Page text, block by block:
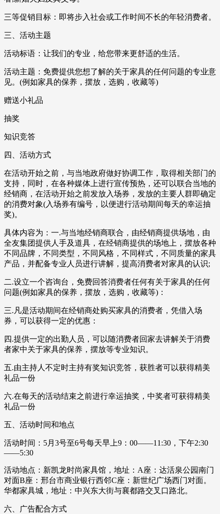
三等促销目标：即将步入社会或工作时间不长的年轻消费者。
三、活动主题
活动标语：让我们的专业，给您带来更舒适的生活。
活动主题：免费提供您想了解的关于家具的任何问题的专业意
见。(例如家具的保养，摆放，选购，收藏等)
赠送小礼品
抽奖
知识竞答
四、活动方式
在活动开始之前，与当地政府做好协调工作，取得相关部门的
支持，同时，在各种媒体上进行宣传预热，还可以联合当地的
经销商，在活动开始之前发放入场券，发放的主要人群即确定
的消费对象(入场券有编号，以便进行活动期间每天的幸运抽
奖)。
具体内容为：一.与当地经销商联合，由经销商提供场地，由
全友集团提供人手及道具，在经销商提供的场地上，摆放各种
不同品牌，不同类型，不同风格，不同样式，不同质量的家具
产品，并配备专业人员进行讲解，提高消费者对家具的认识;
二.设立一个咨询台，免费回答消费者任何有关于家具的任何
问题(例如家具的保养，摆放，选购，收藏等)：
三.凡是活动期间在经销商处购买家具的消费者，凭借入场
券，可以获得一定的优惠：
四.提供一定的出勤人员，可以随消费者回家去讲解关于消费
者家中关于家具的保养，摆放等专业知识。
五.由主持人不定时主持有奖知识竞答，获胜者可以获得精美
礼品一份
六.在每天的活动结束之前进行幸运抽奖，中奖者可获得精美
礼品一份
五、活动时间和地点
活动时间：5月3号至6号每天早上9：00——11:30，下午2:30
——5:30
活动地点：新凯龙时尚家具馆，地址：A座：达活泉公园南门
对面B座：邢台市商业银行西邻C座：新世纪广场西门对面。
华都家具城，地址：中兴东大街与襄都路交叉口路北。
六、广告配合方式